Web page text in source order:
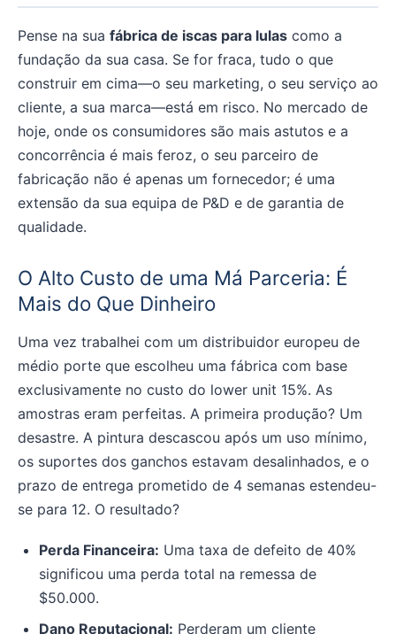
Pense na sua fábrica de iscas para lulas como a
fundação da sua casa. Se for fraca, tudo o que
construir em cima—o seu marketing, o seu serviço ao
cliente, a sua marca—está em risco. No mercado de
hoje, onde os consumidores são mais astutos e a
concorrência é mais feroz, o seu parceiro de
fabricação não é apenas um fornecedor; é uma
extensão da sua equipa de P&D e de garantia de
qualidade.
O Alto Custo de uma Má Parceria: É
Mais do Que Dinheiro
Uma vez trabalhei com um distribuidor europeu de
médio porte que escolheu uma fábrica com base
exclusivamente no custo do lower unit 15%. As
amostras eram perfeitas. A primeira produção? Um
desastre. A pintura descascou após um uso mínimo,
os suportes dos ganchos estavam desalinhados, e o
prazo de entrega prometido de 4 semanas estendeu-
se para 12. O resultado?
Perda Financeira: Uma taxa de defeito de 40%
significou uma perda total na remessa de
$50.000.
Dano Reputacional: Perderam um cliente